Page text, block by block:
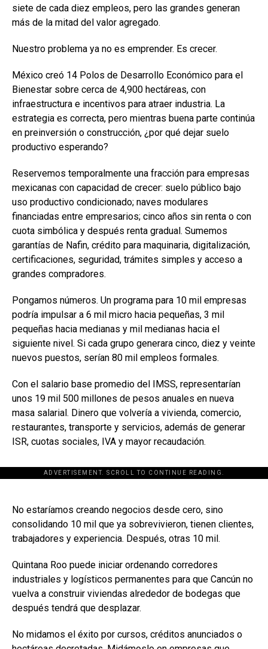
siete de cada diez empleos, pero las grandes generan
más de la mitad del valor agregado.
Nuestro problema ya no es emprender. Es crecer.
México creó 14 Polos de Desarrollo Económico para el
Bienestar sobre cerca de 4,900 hectáreas, con
infraestructura e incentivos para atraer industria. La
estrategia es correcta, pero mientras buena parte continúa
en preinversión o construcción, ¿por qué dejar suelo
productivo esperando?
Reservemos temporalmente una fracción para empresas
mexicanas con capacidad de crecer: suelo público bajo
uso productivo condicionado; naves modulares
financiadas entre empresarios; cinco años sin renta o con
cuota simbólica y después renta gradual. Sumemos
garantías de Nafin, crédito para maquinaria, digitalización,
certificaciones, seguridad, trámites simples y acceso a
grandes compradores.
Pongamos números. Un programa para 10 mil empresas
podría impulsar a 6 mil micro hacia pequeñas, 3 mil
pequeñas hacia medianas y mil medianas hacia el
siguiente nivel. Si cada grupo generara cinco, diez y veinte
nuevos puestos, serían 80 mil empleos formales.
Con el salario base promedio del IMSS, representarían
unos 19 mil 500 millones de pesos anuales en nueva
masa salarial. Dinero que volvería a vivienda, comercio,
restaurantes, transporte y servicios, además de generar
ISR, cuotas sociales, IVA y mayor recaudación.
ADVERTISEMENT. SCROLL TO CONTINUE READING.
[adsforwp id="243463"]
No estaríamos creando negocios desde cero, sino
consolidando 10 mil que ya sobrevivieron, tienen clientes,
trabajadores y experiencia. Después, otras 10 mil.
Quintana Roo puede iniciar ordenando corredores
industriales y logísticos permanentes para que Cancún no
vuelva a construir viviendas alrededor de bodegas que
después tendrá que desplazar.
No midamos el éxito por cursos, créditos anunciados o